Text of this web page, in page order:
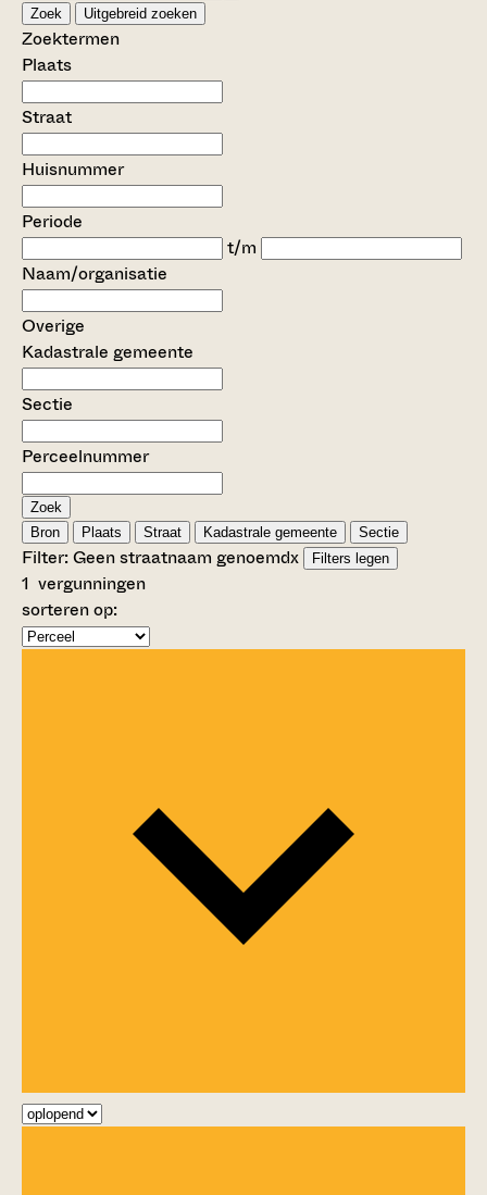
Zoek Uitgebreid zoeken
Zoektermen
Plaats
Straat
Huisnummer
Periode
t/m
Naam/organisatie
Overige
Kadastrale gemeente
Sectie
Perceelnummer
Zoek
Bron
Plaats Straat Kadastrale gemeente Sectie
Filter:Geen straatnaam genoemdx Filters legen
1 vergunningen
sorteren op: